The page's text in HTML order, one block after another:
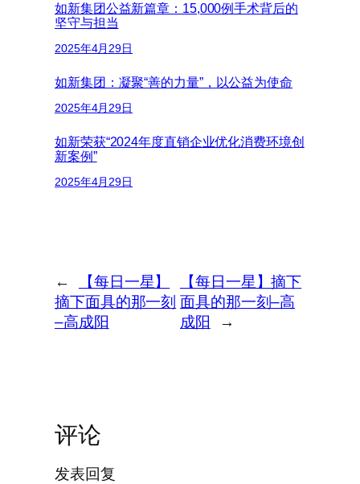
如新集团公益新篇章：15,000例手术背后的
坚守与担当
2025年4月29日
如新集团：凝聚“善的力量”，以公益为使命
2025年4月29日
如新荣获“2024年度直销企业优化消费环境创
新案例”
2025年4月29日
←
【每日一星】
摘下面具的那一刻
–高成阳
【每日一星】摘下
面具的那一刻–高
成阳
→
评论
发表回复